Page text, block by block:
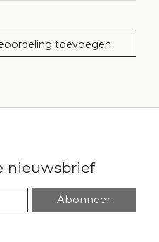
toevoegen
nieuwsbrief
Abonneer